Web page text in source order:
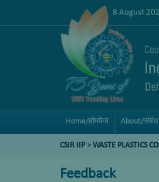
8 August
Home/होमपेज About/संबंध
CSIR IIP > WASTE PLASTICS
Feedback